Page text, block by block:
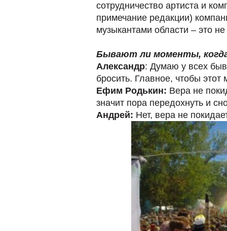
сотрудничество артиста и
примечание редакции)
музыкантами области – это
Бывают ли моменты,
Александр: Думаю у всех
бросить. Главное, чтобы
Ефим Родькин: Вера не
значит пора передохнуть и
Андрей: Нет, вера не